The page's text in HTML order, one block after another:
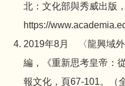
北：文化部與秀威出版
https://
2019年8月 〈龍興域
編，《重新思考皇帝：
報文化，頁67-101。（